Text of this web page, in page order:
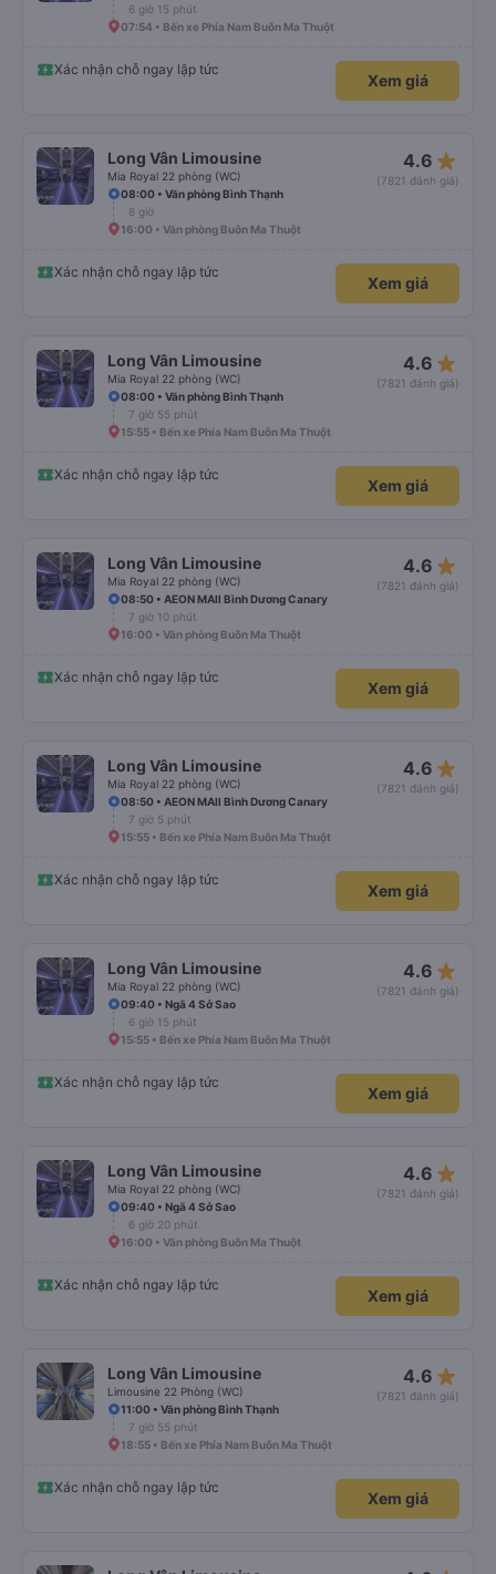
6 giờ 15 phút
07:54 • Bến xe Phía Nam Buôn Ma Thuột
Xác nhận chỗ ngay lập tức
Xem giá
Long Vân Limousine
Mia Royal 22 phòng (WC)
4.6 star_rate
(7821 đánh giá)
08:00 • Văn phòng Bình Thạnh
8 giờ
16:00 • Văn phòng Buôn Ma Thuột
Xác nhận chỗ ngay lập tức
Xem giá
Long Vân Limousine
Mia Royal 22 phòng (WC)
4.6 star_rate
(7821 đánh giá)
08:00 • Văn phòng Bình Thạnh
7 giờ 55 phút
15:55 • Bến xe Phía Nam Buôn Ma Thuột
Xác nhận chỗ ngay lập tức
Xem giá
Long Vân Limousine
Mia Royal 22 phòng (WC)
4.6 star_rate
(7821 đánh giá)
08:50 • AEON MAll Bình Dương Canary
7 giờ 10 phút
16:00 • Văn phòng Buôn Ma Thuột
Xác nhận chỗ ngay lập tức
Xem giá
Long Vân Limousine
Mia Royal 22 phòng (WC)
4.6 star_rate
(7821 đánh giá)
08:50 • AEON MAll Bình Dương Canary
7 giờ 5 phút
15:55 • Bến xe Phía Nam Buôn Ma Thuột
Xác nhận chỗ ngay lập tức
Xem giá
Long Vân Limousine
Mia Royal 22 phòng (WC)
4.6 star_rate
(7821 đánh giá)
09:40 • Ngã 4 Sở Sao
6 giờ 15 phút
15:55 • Bến xe Phía Nam Buôn Ma Thuột
Xác nhận chỗ ngay lập tức
Xem giá
Long Vân Limousine
Mia Royal 22 phòng (WC)
4.6 star_rate
(7821 đánh giá)
09:40 • Ngã 4 Sở Sao
6 giờ 20 phút
16:00 • Văn phòng Buôn Ma Thuột
Xác nhận chỗ ngay lập tức
Xem giá
Long Vân Limousine
Limousine 22 Phòng (WC)
4.6 star_rate
(7821 đánh giá)
11:00 • Văn phòng Bình Thạnh
7 giờ 55 phút
18:55 • Bến xe Phía Nam Buôn Ma Thuột
Xác nhận chỗ ngay lập tức
Xem giá